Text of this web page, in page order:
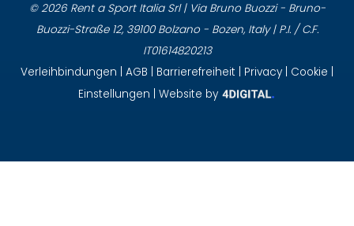
© 2026 Rent a Sport Italia Srl | Via Bruno Buozzi - Bruno-
Buozzi-Straße 12, 39100 Bolzano - Bozen, Italy | P.I. / C.F.
IT01614820213
Verleihbindungen
AGB Barrierefreiheit Privacy Cookie
Einstellungen | Website by